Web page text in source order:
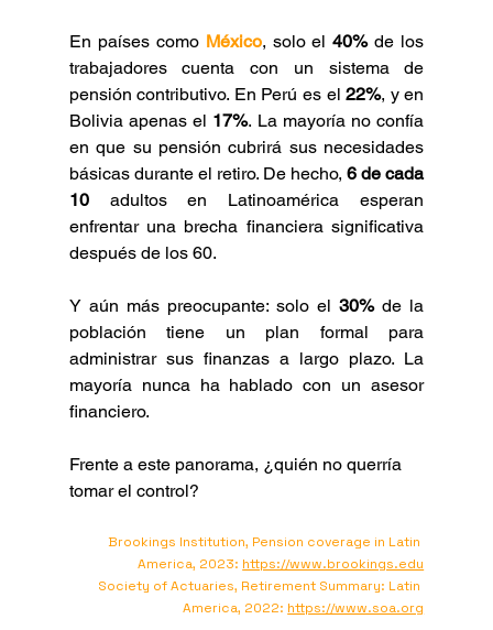
En países como México, solo el 40% de los
trabajadores cuenta con un sistema de
pensión contributivo. En Perú es el 22%, y en
Bolivia apenas el 17%. La mayoría no confía
en que su pensión cubrirá sus necesidades
básicas durante el retiro. De hecho, 6 de cada
10 adultos en Latinoamérica esperan
enfrentar una brecha financiera significativa
después de los 60.
Y aún más preocupante: solo el 30% de la
población tiene un plan formal para
administrar sus finanzas a largo plazo. La
mayoría nunca ha hablado con un asesor
financiero.
Frente a este panorama, ¿quién no querría
tomar el control?
Brookings Institution, Pension coverage in Latin
America, 2023: https://www.brookings.edu
Society of Actuaries, Retirement Summary: Latin
America, 2022: https://www.soa.org